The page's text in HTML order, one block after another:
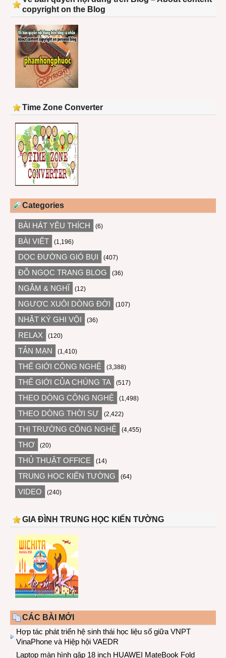
copyright on the Blog
Time Zone Converter
Categories
BÀI HÁT YÊU THÍCH (6)
BÀI VIẾT (1,196)
DỌC ĐƯỜNG GIÓ BỤI (407)
ĐỖ NGỌC TRANG BLOG (36)
NGẪM & NGHĨ (12)
NGƯỢC XUÔI DÒNG ĐỜI (107)
NHẬT KÝ GHI VỘI (36)
RELAX (120)
TẢN MẠN (1,410)
THẾ GIỚI CÔNG NGHỆ (3,388)
THẾ GIỚI CỦA CHÚNG TA (517)
THEO DÒNG CÔNG NGHỆ (1,498)
THEO DÒNG THỜI SỰ (2,422)
THỊ TRƯỜNG CÔNG NGHỆ (4,455)
THƠ (20)
THỦ THUẬT OFFICE (14)
TRUNG HỌC KIẾN TƯỜNG (64)
VIDEO (240)
GIA ĐÌNH TRUNG HỌC KIẾN TƯỜNG
CÁC BÀI MỚI
Hợp tác phát triển hệ sinh thái học liệu số giữa VNPT
VinaPhone và Hiệp hội VAEDR
Laptop màn hình gập 18 inch HUAWEI MateBook Fold